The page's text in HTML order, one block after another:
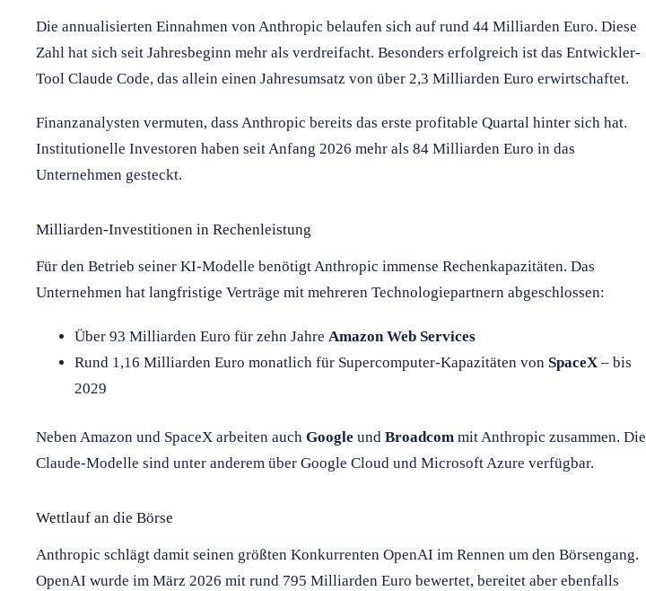
Die annualisierten Einnahmen von Anthropic belaufen sich auf rund 44 Milliarden Euro. Diese
Zahl hat sich seit Jahresbeginn mehr als verdreifacht. Besonders erfolgreich ist das Entwickler-
Tool Claude Code, das allein einen Jahresumsatz von über 2,3 Milliarden Euro erwirtschaftet.
Finanzanalysten vermuten, dass Anthropic bereits das erste profitable Quartal hinter sich hat.
Institutionelle Investoren haben seit Anfang 2026 mehr als 84 Milliarden Euro in das
Unternehmen gesteckt.
Milliarden-Investitionen in Rechenleistung
Für den Betrieb seiner KI-Modelle benötigt Anthropic immense Rechenkapazitäten. Das
Unternehmen hat langfristige Verträge mit mehreren Technologiepartnern abgeschlossen:
Über 93 Milliarden Euro für zehn Jahre Amazon Web Services
Rund 1,16 Milliarden Euro monatlich für Supercomputer-Kapazitäten von SpaceX– bis
2029
Neben Amazon und SpaceX arbeiten auch Google und Broadcom mit Anthropic zusammen. Die
Claude-Modelle sind unter anderem über Google Cloud und Microsoft Azure verfügbar.
Wettlauf an die Börse
Anthropic schlägt damit seinen größten Konkurrenten OpenAI im Rennen um den Börsengang.
OpenAI wurde im März 2026 mit rund 795 Milliarden Euro bewertet, bereitet aber ebenfalls